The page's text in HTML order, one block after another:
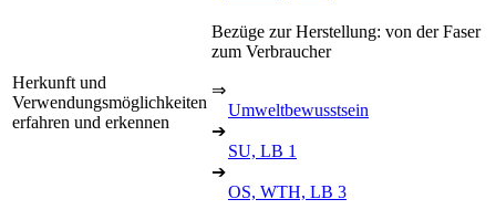
Herkunft und
Verwendungsmöglichkeiten
erfahren und erkennen
Bezüge zur Herstellung: von der Faser
zum Verbraucher
⇒
Umweltbewusstsein
➔
SU, LB 1
➔
OS, WTH, LB 3